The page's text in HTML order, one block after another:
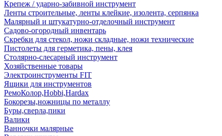
Крепеж / ударно-забивной инструмент
Ленты строительные, ленты клейкие, изолента, серпянка
Малярный и штукатурно-отделочный инструмент
Садово-огородный инвентарь
Скребки для стекол, ножи складные, ножи технические
Пистолеты для герметика, пены, клея
Столярно-слесарный инструмент
Хозяйственные товары
Электроинструменты FIT
Ящики для инструментов
РемоКолор,Hobbi,Hardax
Бокорезы,ножницы по металлу
Буры,сверла,пики
Валики
Ванночки малярные